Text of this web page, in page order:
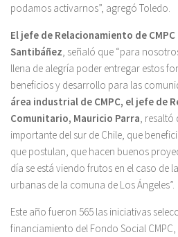
podamos activarnos”, agregó Toledo.
El jefe de Relacionamiento de
Santibáñez , señaló que “para
llena de alegría poder entregar estos
beneficios y desarrollo para las
área industrial de CMPC, el jefe de
Comunitario, Mauricio Parra ,
importante del sur de Chile, que
que postulan, que hacen buenos
día se está viendo frutos en el caso de
urbanas de la comuna de Los Ángeles”.
Este año fueron 565 las iniciativas
financiamiento del Fondo Social